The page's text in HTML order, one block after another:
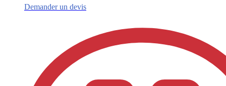
Demander un devis